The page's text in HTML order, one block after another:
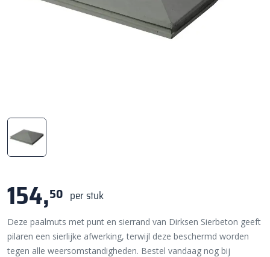
154,50 per stuk
Deze paalmuts met punt en sierrand van Dirksen Sierbeton geeft
pilaren een sierlijke afwerking, terwijl deze beschermd worden
tegen alle weersomstandigheden. Bestel vandaag nog bij